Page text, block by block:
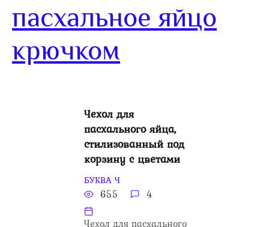
пасхальное яйцо
крючком
Чехол для
пасхального яйца,
стилизованный под
корзину с цветами
БУКВА Ч
655 4
Чехол для пасхального